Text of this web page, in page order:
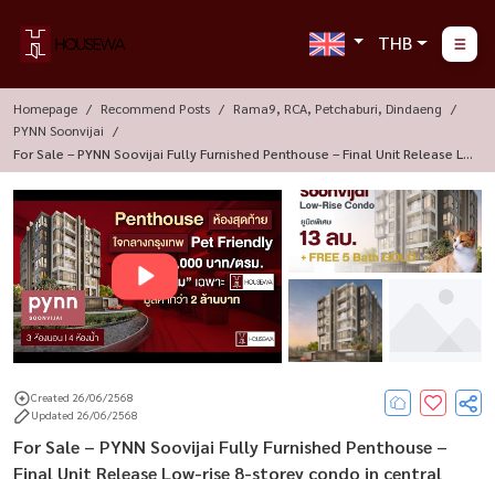
THB
Homepage Recommend Posts
Rama9, RCA, Petchaburi, Dindaeng
PYNN Soonvijai
For Sale – PYNN Soovijai Fully Furnished Penthouse – Final Unit Release Lo
W-Rise 8-Storey Condo In Central Bangkok With Cat-Friendly Policy
Created 26/06/2568
Updated 26/06/2568
For Sale – PYNN Soovijai Fully Furnished Penthouse –
Final Unit Release Low-rise 8-storey condo in central